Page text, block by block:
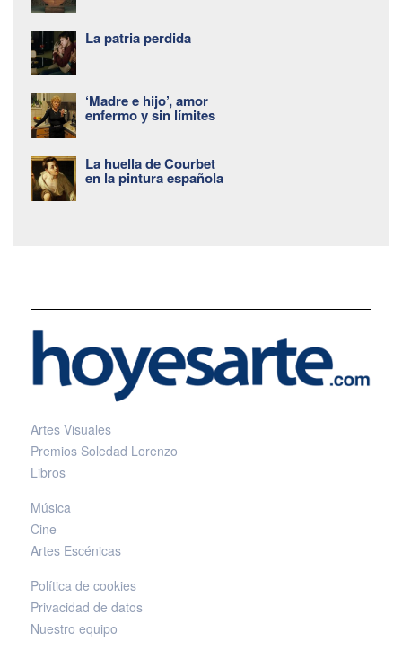
La patria perdida
‘Madre e hijo’, amor
enfermo y sin límites
La huella de Courbet
en la pintura española
Artes Visuales
Premios Soledad Lorenzo
Libros
Música
Cine
Artes Escénicas
Política de cookies
Privacidad de datos
Nuestro equipo